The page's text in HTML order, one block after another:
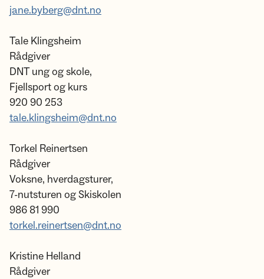
jane.byberg@dnt.no
Tale Klingsheim
Rådgiver
DNT ung og skole,
Fjellsport og kurs
920 90 253
tale.klingsheim@dnt.no
Torkel Reinertsen
Rådgiver
Voksne, hverdagsturer,
7-nutsturen og Skiskolen
986 81 990
torkel.reinertsen@dnt.no
Kristine Helland
Rådgiver